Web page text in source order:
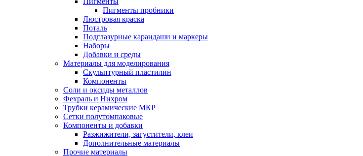
Пигменты пробники
Люстровая краска
Поталь
Подглазурные карандаши и маркеры
Наборы
Добавки и среды
Материалы для моделирования
Скульптурный пластилин
Компоненты
Соли и оксиды металлов
Фехраль и Нихром
Трубки керамические МКР
Сетки полутомпаковые
Компоненты и добавки
Разжижители, загустители, клеи
Дополнительные материалы
Прочие материалы